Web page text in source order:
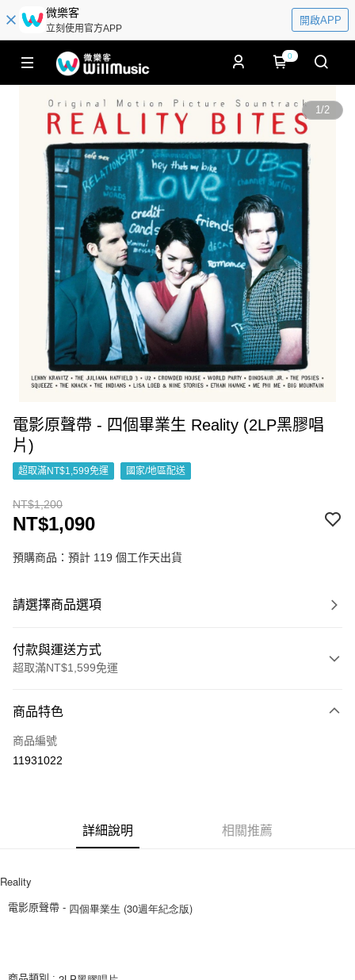
微樂客
立刻使用官方APP
開啟APP
0
1/2
電影原聲帶 - 四個畢業生 Reality (2LP黑膠唱
片)
超取滿NT$1,599免運 國家/地區配送
NT$1,200
NT$1,090
預購商品：預計 119 個工作天出貨
請選擇商品選項
付款與運送方式
超取滿NT$1,599免運
信用卡一次付款
超商取貨付款
相關說明
１．簡單：不需註冊會員、不需綁卡、不需儲值。
商品特色
商品編號
11931022
詳細說明 相關推薦
Reality
電影原聲帶 - 四個畢業生 (30週年紀念版)